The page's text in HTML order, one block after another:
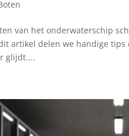
van het onderwaterschip
artikel delen we handige
glijdt.‍...